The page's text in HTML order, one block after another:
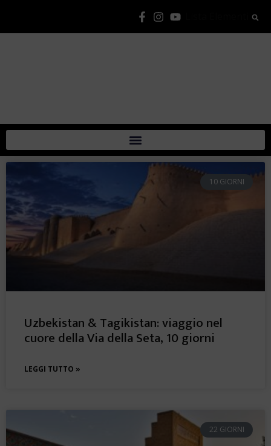
10 GIORNI
Uzbekistan & Tagikistan: viaggio nel
cuore della Via della Seta, 10 giorni
LEGGI TUTTO »
22 GIORNI